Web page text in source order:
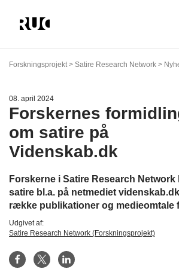
hovedindhold
Forskningsprojekt > Satire Research Network >
08. april 2024
Forskernes
om satire på
Videnskab.dk
Forskerne i Satire Research
satire bl.a. på netmediet
række publikationer og medieomtale
Udgivet af:
Satire Research Network (Forskningsprojekt)